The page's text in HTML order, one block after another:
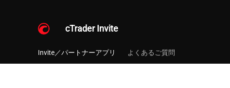
cTrader Invite
Invite／パートナーアプリ よくあるご質問